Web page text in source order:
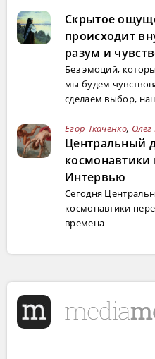
Скрытое
происходит
разум и
Без эмоций,
мы будем
сделаем выбор,
Егор Ткаченко,
Центральный
космонавтики
Интервью
Сегодня
космонавтики
времена